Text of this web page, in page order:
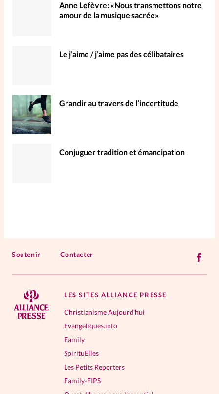
Anne Lefèvre: «Nous transmettons notre
amour de la musique sacrée»
Le j’aime / j’aime pas des célibataires
Grandir au travers de l’incertitude
Conjuguer tradition et émancipation
Soutenir Contacter
LES SITES ALLIANCE PRESSE
Christianisme Aujourd'hui
Evangéliques.info
Family
SpirituElles
Les Petits Reporters
Family-FIPS